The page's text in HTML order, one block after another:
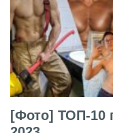
[Фото] ТОП-10